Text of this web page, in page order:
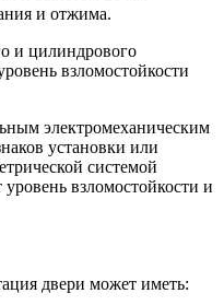
и отжима.
и цилиндрового
взломостойкости
электромеханическим
установки или
системой
взломостойкости и
двери может иметь: